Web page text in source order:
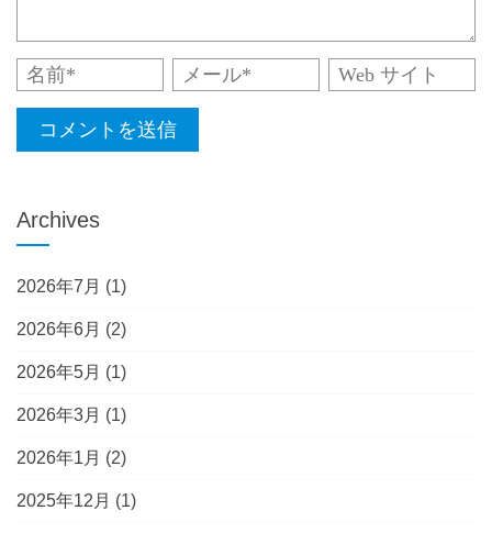
Archives
2026年7月 (1)
2026年6月 (2)
2026年5月 (1)
2026年3月 (1)
2026年1月 (2)
2025年12月 (1)